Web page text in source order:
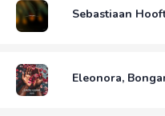
Sebastiaan
Eleonora,